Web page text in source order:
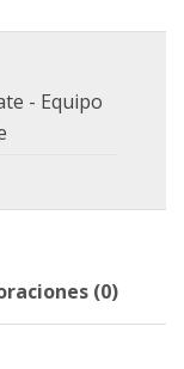
- Equipo
(0)